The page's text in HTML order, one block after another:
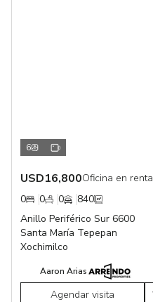
6
USD16,800Oficina en renta
0
0 0
840
Anillo Periférico Sur 6600
Santa María Tepepan
Xochimilco
Aaron Arias
Agendar visita